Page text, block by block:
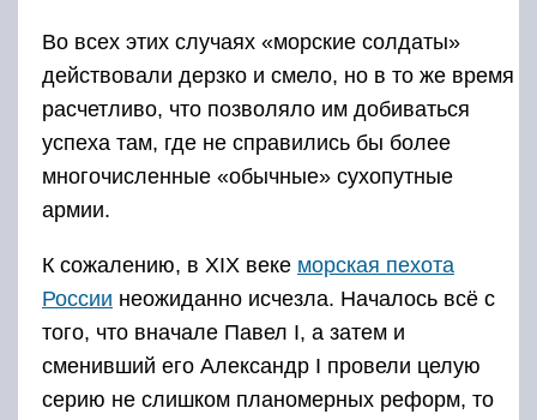
Во всех этих случаях «морские солдаты»
действовали дерзко и смело, но в то же время
расчетливо, что позволяло им добиваться
успеха там, где не справились бы более
многочисленные «обычные» сухопутные
армии.
К сожалению, в XIX веке морская пехота
России неожиданно исчезла. Началось всё с
того, что вначале Павел I, а затем и
сменивший его Александр I провели целую
серию не слишком планомерных реформ, то